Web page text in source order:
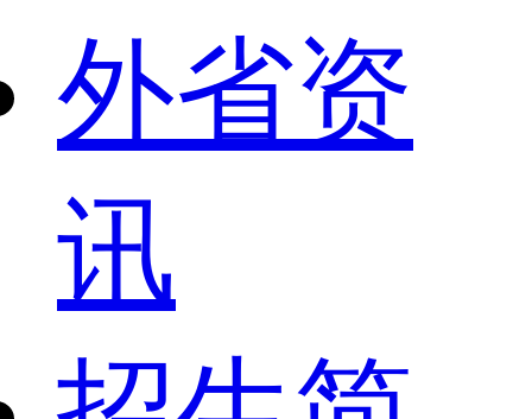
外省资
讯